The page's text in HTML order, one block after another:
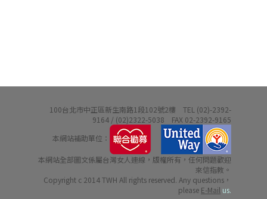
100台北市中正區新生南路1段102號2樓 TEL (02)-2392-
9164 / (02)2322-5038 FAX 02-2392-9165
本網站補助單位：
本網站全部圖文係屬台灣女人連線，版權所有，任何問題歡迎
來信指教。
Copyright c 2014 TWH All rights reserved. Any questions，
please E-Mail us.